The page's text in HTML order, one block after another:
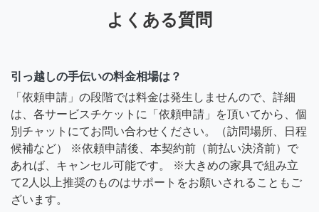
よくある質問
引っ越しの手伝いの料金相場は？
「依頼申請」の段階では料金は発生しませんので、詳細
は、各サービスチケットに「依頼申請」を頂いてから、個
別チャットにてお問い合わせください。（訪問場所、日程
候補など） ※依頼申請後、本契約前（前払い決済前）で
あれば、キャンセル可能です。 ※大きめの家具で組み立
て2人以上推奨のものはサポートをお願いされることもご
ざいます。